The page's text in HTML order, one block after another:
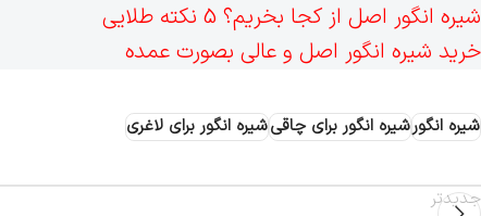
شیره انگور اصل از کجا بخریم؟ 5 نکته طلایی
خرید شیره انگور اصل و عالی بصورت عمده
شیره انگورشیره انگور برای چاقیشیره انگور برای لاغری
جدیدتر